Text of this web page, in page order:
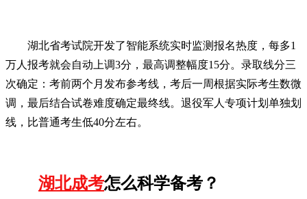
湖北省考试院开发了智能系统实时监测报名热度，每多1
万人报考就会自动上调3分，最高调整幅度15分。录取线分三
次确定：考前两个月发布参考线，考后一周根据实际考生数微
调，最后结合试卷难度确定最终线。退役军人专项计划单独划
线，比普通考生低40分左右。
湖北成考怎么科学备考？